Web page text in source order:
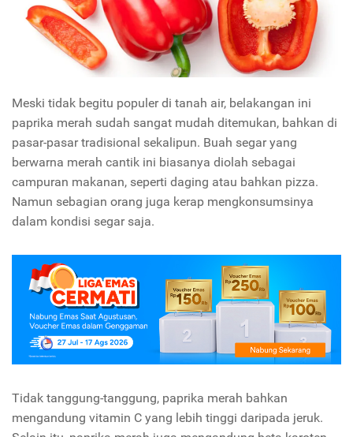
Meski tidak begitu populer di tanah air, belakangan ini
paprika merah sudah sangat mudah ditemukan, bahkan di
pasar-pasar tradisional sekalipun. Buah segar yang
berwarna merah cantik ini biasanya diolah sebagai
campuran makanan, seperti daging atau bahkan pizza.
Namun sebagian orang juga kerap mengkonsumsinya
dalam kondisi segar saja.
Tidak tanggung-tanggung, paprika merah bahkan
mengandung vitamin C yang lebih tinggi daripada jeruk.